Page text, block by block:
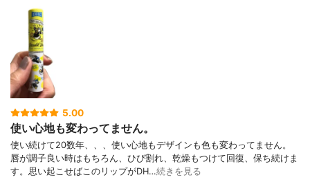
5.00
使い心地も変わってません。
使い続けて20数年、、、使い心地もデザインも色も変わってません。
唇が調子良い時はもちろん、ひび割れ、乾燥もつけて回復、保ち続けま
す。思い起こせばこのリップがDH…続きを見る